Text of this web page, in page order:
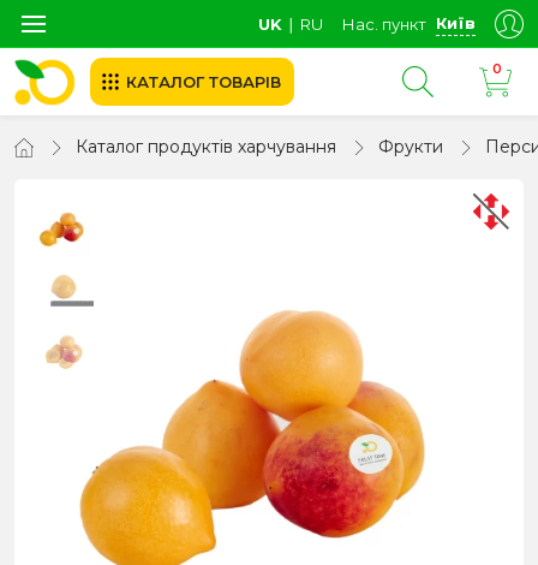
UK ∣ RU Нас. пункт Київ
КАТАЛОГ ТОВАРІВ
0
Каталог продуктів харчування Фрукти